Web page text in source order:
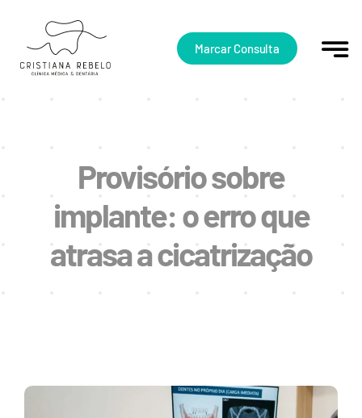
content
Marcar Consulta
Provisório sobre
implante: o erro que
atrasa a cicatrização